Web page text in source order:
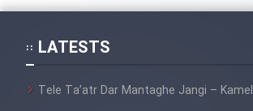
LATESTS
Tele Ta’atr Dar Mantaghe Jangi – Kamel